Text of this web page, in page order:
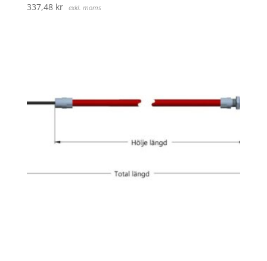
337,48 kr exkl. moms